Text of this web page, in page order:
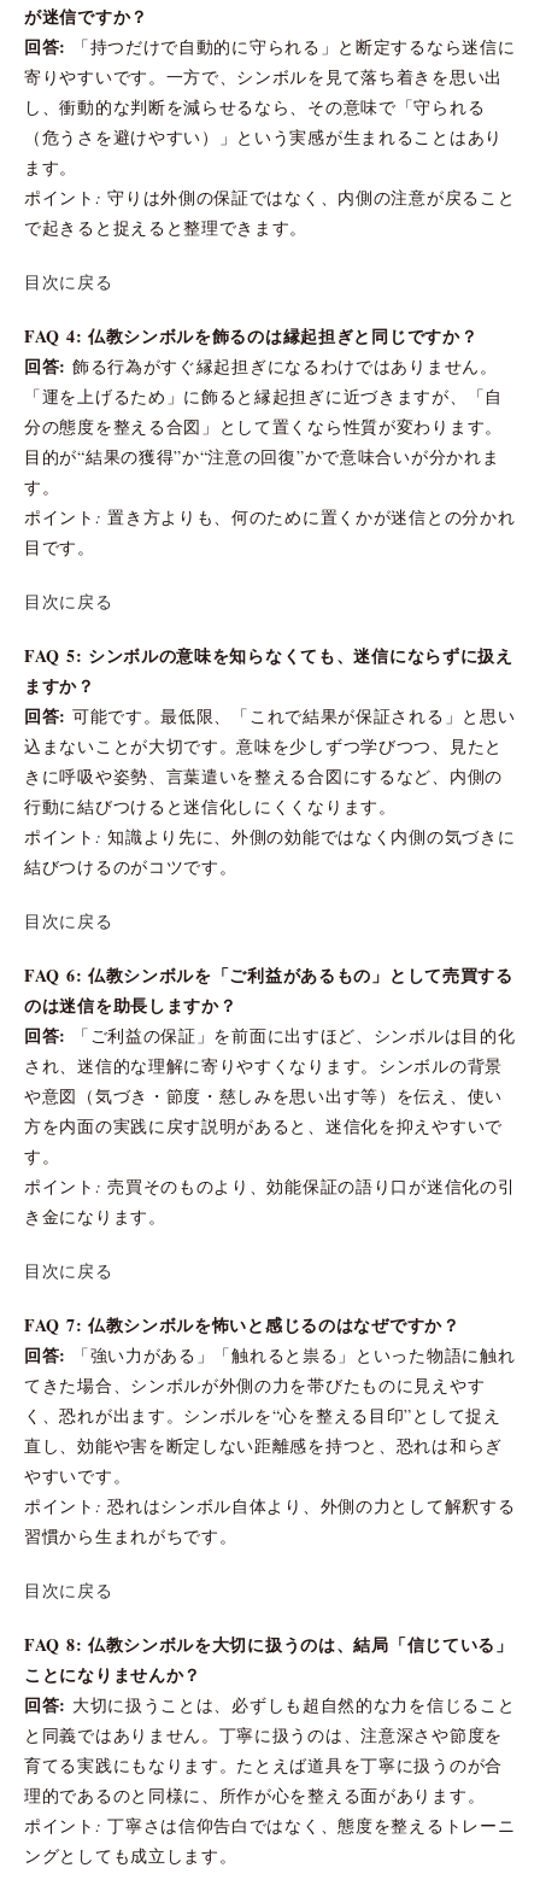
が迷信ですか？
回答:
「持つだけで自動的に守られる」と断定するなら迷信に
寄りやすいです。一方で、シンボルを見て落ち着きを思い出
し、衝動的な判断を減らせるなら、その意味で「守られる
（危うさを避けやすい）」という実感が生まれることはあり
ます。
ポイント: 守りは外側の保証ではなく、内側の注意が戻ること
で起きると捉えると整理できます。
目次に戻る
FAQ 4: 仏教シンボルを飾るのは縁起担ぎと同じですか？
回答: 飾る行為がすぐ縁起担ぎになるわけではありません。
「運を上げるため」に飾ると縁起担ぎに近づきますが、「自
分の態度を整える合図」として置くなら性質が変わります。
目的が“結果の獲得”か“注意の回復”かで意味合いが分かれま
す。
ポイント: 置き方よりも、何のために置くかが迷信との分かれ
目です。
目次に戻る
FAQ 5: シンボルの意味を知らなくても、迷信にならずに扱え
ますか？
回答: 可能です。最低限、「これで結果が保証される」と思い
込まないことが大切です。意味を少しずつ学びつつ、見たと
きに呼吸や姿勢、言葉遣いを整える合図にするなど、内側の
行動に結びつけると迷信化しにくくなります。
ポイント: 知識より先に、外側の効能ではなく内側の気づきに
結びつけるのがコツです。
目次に戻る
FAQ 6: 仏教シンボルを「ご利益があるもの」として売買する
のは迷信を助長しますか？
回答:
「ご利益の保証」を前面に出すほど、シンボルは目的化
され、迷信的な理解に寄りやすくなります。シンボルの背景
や意図（気づき・節度・慈しみを思い出す等）を伝え、使い
方を内面の実践に戻す説明があると、迷信化を抑えやすいで
す。
ポイント: 売買そのものより、効能保証の語り口が迷信化の引
き金になります。
目次に戻る
FAQ 7: 仏教シンボルを怖いと感じるのはなぜですか？
回答:
「強い力がある」「触れると祟る」といった物語に触れ
てきた場合、シンボルが外側の力を帯びたものに見えやす
く、恐れが出ます。シンボルを“心を整える目印”として捉え
直し、効能や害を断定しない距離感を持つと、恐れは和らぎ
やすいです。
ポイント: 恐れはシンボル自体より、外側の力として解釈する
習慣から生まれがちです。
目次に戻る
FAQ 8: 仏教シンボルを大切に扱うのは、結局「信じている」
ことになりませんか？
回答: 大切に扱うことは、必ずしも超自然的な力を信じること
と同義ではありません。丁寧に扱うのは、注意深さや節度を
育てる実践にもなります。たとえば道具を丁寧に扱うのが合
理的であるのと同様に、所作が心を整える面があります。
ポイント: 丁寧さは信仰告白ではなく、態度を整えるトレーニ
ングとしても成立します。